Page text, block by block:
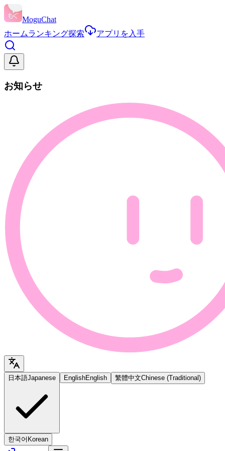
MoguChat
ホームランキング探索 アプリを入手
お知らせ
日本語Japanese EnglishEnglish 繁體中文Chinese (Traditional)
한국어 Korean